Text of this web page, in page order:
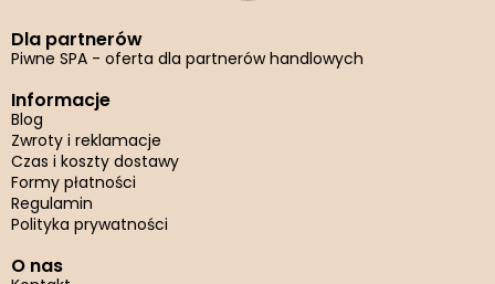
Dla partnerów
Piwne SPA - oferta dla partnerów handlowych
Informacje
Blog
Zwroty i reklamacje
Czas i koszty dostawy
Formy płatności
Regulamin
Polityka prywatności
O nas